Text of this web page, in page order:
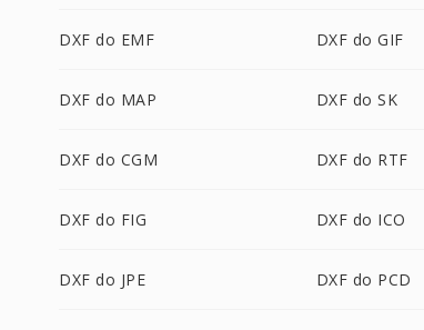
DXF do EMF DXF do GIF
DXF do MAP DXF do SK
DXF do CGM DXF do RTF
DXF do FIG DXF do ICO
DXF do JPE DXF do PCD